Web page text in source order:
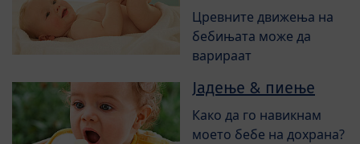
Цревните движења на
бебињата може да
варираат
Јадење & пиење
Како да го навикнам
моето бебе на дохрана?